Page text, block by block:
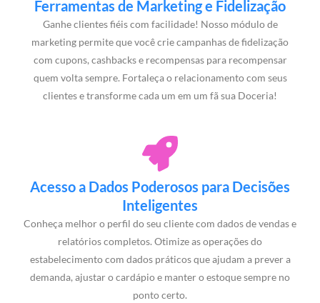
Ferramentas de Marketing e Fidelização
Ganhe clientes fiéis com facilidade! Nosso módulo de
marketing permite que você crie campanhas de fidelização
com cupons, cashbacks e recompensas para recompensar
quem volta sempre. Fortaleça o relacionamento com seus
clientes e transforme cada um em um fã sua Doceria!
Acesso a Dados Poderosos para Decisões
Inteligentes
Conheça melhor o perfil do seu cliente com dados de vendas e
relatórios completos. Otimize as operações do
estabelecimento com dados práticos que ajudam a prever a
demanda, ajustar o cardápio e manter o estoque sempre no
ponto certo.